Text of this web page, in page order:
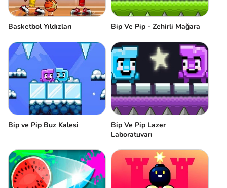
Basketbol Yıldızları Bip Ve Pip - Zehirli Mağara
Bip ve Pip Buz Kalesi
Bip Ve Pip Lazer
Laboratuvarı